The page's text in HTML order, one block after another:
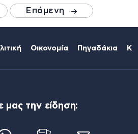
Επόμενη
Οικονομία Πηγαδάκια
μας την είδηση: